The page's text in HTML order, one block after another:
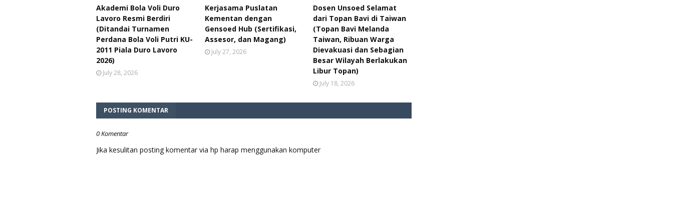
Akademi Bola Voli Duro
Lavoro Resmi Berdiri
(Ditandai Turnamen
Perdana Bola Voli Putri KU-
2011 Piala Duro Lavoro
2026)
July 28, 2026
Kerjasama Puslatan
Kementan dengan
Gensoed Hub (Sertifikasi,
Assesor, dan Magang)
July 27, 2026
Dosen Unsoed Selamat
dari Topan Bavi di Taiwan
(Topan Bavi Melanda
Taiwan, Ribuan Warga
Dievakuasi dan Sebagian
Besar Wilayah Berlakukan
Libur Topan)
July 18, 2026
POSTING KOMENTAR
0 Komentar
Jika kesulitan posting komentar via hp harap menggunakan komputer